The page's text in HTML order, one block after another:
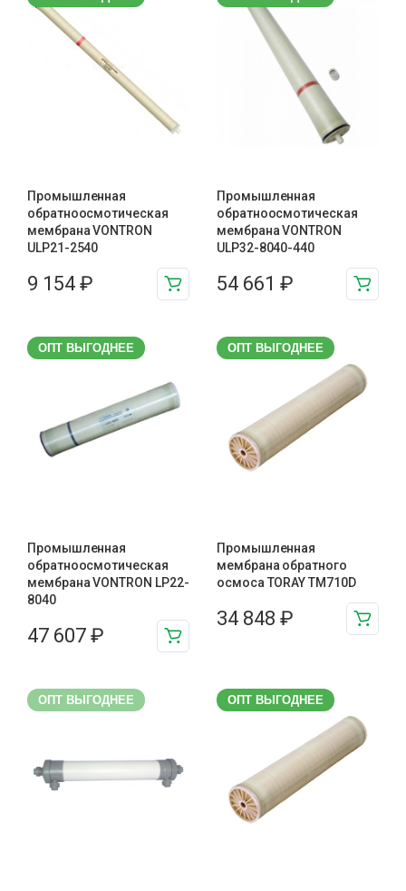
Промышленная
обратноосмотическая
мембрана VONTRON
ULP21-2540
9 154 ₽
Промышленная
обратноосмотическая
мембрана VONTRON
ULP32-8040-440
54 661 ₽
ОПТ ВЫГОДНЕЕ
Промышленная
обратноосмотическая
мембрана VONTRON LP22-
8040
47 607 ₽
ОПТ ВЫГОДНЕЕ
Промышленная
мембрана обратного
осмоса TORAY TM710D
34 848 ₽
ОПТ ВЫГОДНЕЕ ОПТ ВЫГОДНЕЕ